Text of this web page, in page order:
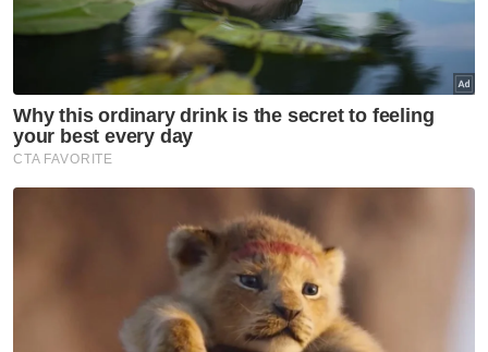
Berita Telus & Tulus menerusi E-Mel setiap